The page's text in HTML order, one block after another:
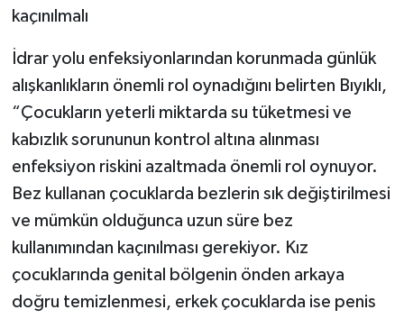
kaçınılmalı
İdrar yolu enfeksiyonlarından korunmada günlük
alışkanlıkların önemli rol oynadığını belirten Bıyıklı,
“Çocukların yeterli miktarda su tüketmesi ve
kabızlık sorununun kontrol altına alınması
enfeksiyon riskini azaltmada önemli rol oynuyor.
Bez kullanan çocuklarda bezlerin sık değiştirilmesi
ve mümkün olduğunca uzun süre bez
kullanımından kaçınılması gerekiyor. Kız
çocuklarında genital bölgenin önden arkaya
doğru temizlenmesi, erkek çocuklarda ise penis